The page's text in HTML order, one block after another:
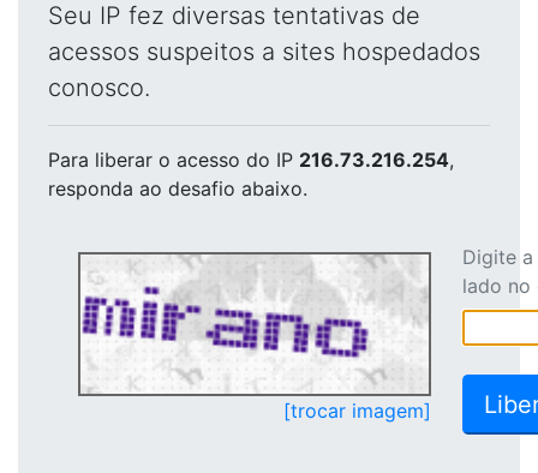
Seu IP fez diversas tentativas de
acessos suspeitos a sites hospedados
conosco.
Para liberar o acesso do IP 216.73.216.254,
responda ao desafio abaixo.
[trocar imagem]
Digite
lado no